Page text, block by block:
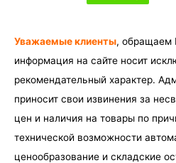
Уважаемые клиенты, обращаем
информация на сайте носит
рекомендательный характер.
приносит свои извинения за
цен и наличия на товары по
технической возможности
ценообразование и складские